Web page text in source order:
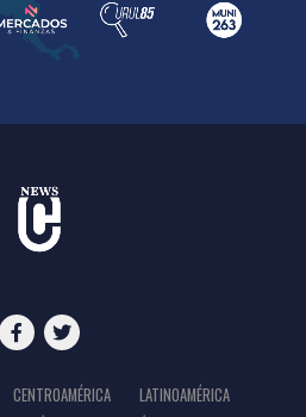
CENTROAMÉRICA
LATINOAMÉRICA